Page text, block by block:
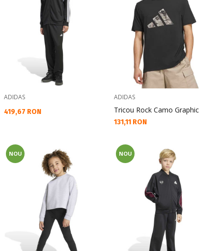
ADIDAS
Текуща цена:
419,67 RON
ADIDAS
Tricou Rock Camo Graphic
Текуща цена:
131,11 RON
NOU NOU